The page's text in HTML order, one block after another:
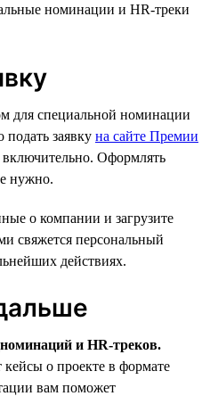
номинации и HR-треки
для специальной номинации
подать заявку на сайте Премии
включительно. Оформлять
нужно.
о компании и загрузите
свяжется персональный
действиях.
и HR-треков.
кейсы о проекте в формате
вам поможет